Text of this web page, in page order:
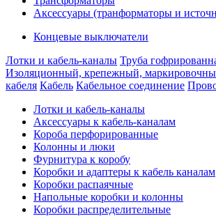
Аксессуары (транформаторы и
Концевые выключатели
Лотки и кабель-каналы Труба
Изоляционный, крепежный,
кабеля Кабель Кабельное соединение
Лотки и кабель-каналы
Аксессуары к кабель-каналам
Короба перфорированные
Колонны и люки
Фурнитура к коробу
Коробки и адаптеры к кабель каналам
Коробки распаячные
Напольные коробки и колонны
Коробки распределительные